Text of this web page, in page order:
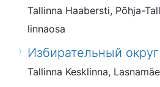
Tallinna Haabersti, Põhja-
linnaosa
Избирательный
Tallinna Kesklinna,